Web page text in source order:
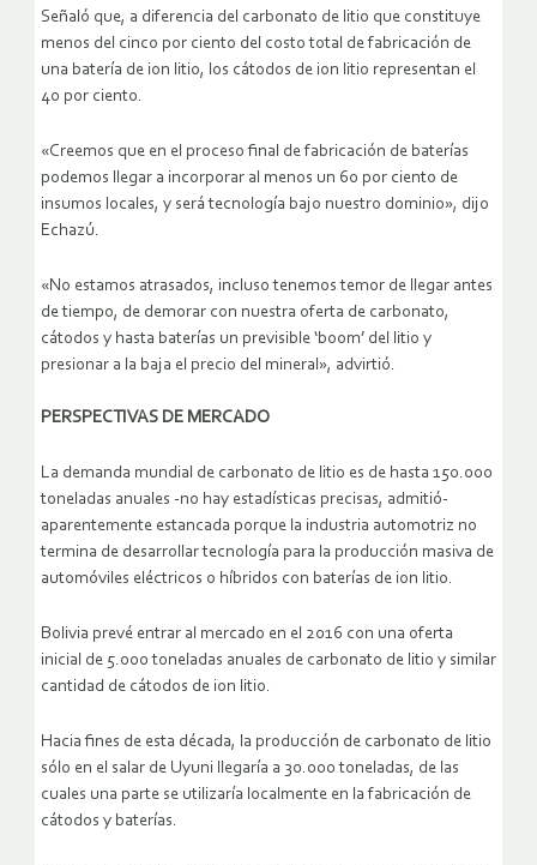
Señaló que, a diferencia del carbonato de litio que constituye
menos del cinco por ciento del costo total de fabricación de
una batería de ion litio, los cátodos de ion litio representan el
40 por ciento.
«Creemos que en el proceso final de fabricación de baterías
podemos llegar a incorporar al menos un 60 por ciento de
insumos locales, y será tecnología bajo nuestro dominio», dijo
Echazú.
«No estamos atrasados, incluso tenemos temor de llegar antes
de tiempo, de demorar con nuestra oferta de carbonato,
cátodos y hasta baterías un previsible ‘boom’ del litio y
presionar a la baja el precio del mineral», advirtió.
PERSPECTIVAS DE MERCADO
La demanda mundial de carbonato de litio es de hasta 150.000
toneladas anuales -no hay estadísticas precisas, admitió-
aparentemente estancada porque la industria automotriz no
termina de desarrollar tecnología para la producción masiva de
automóviles eléctricos o híbridos con baterías de ion litio.
Bolivia prevé entrar al mercado en el 2016 con una oferta
inicial de 5.000 toneladas anuales de carbonato de litio y similar
cantidad de cátodos de ion litio.
Hacia fines de esta década, la producción de carbonato de litio
sólo en el salar de Uyuni llegaría a 30.000 toneladas, de las
cuales una parte se utilizaría localmente en la fabricación de
cátodos y baterías.